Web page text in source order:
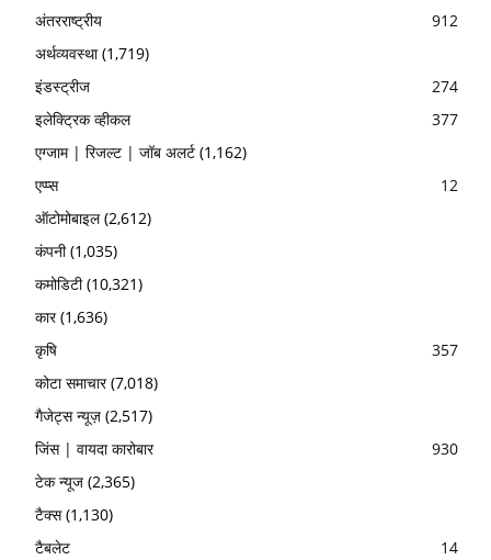
अंतरराष्ट्रीय
912
अर्थव्यवस्था(1,719)
इंडस्ट्रीज
274
इलेक्ट्रिक व्हीकल
377
एग्जाम | रिजल्ट | जॉब अलर्ट (1,162)
एप्प्स
12
ऑटोमोबाइल(2,612)
कंपनी(1,035)
कमोडिटी(10,321)
कार(1,636)
कृषि
357
कोटा समाचार(7,018)
गैजेट्स न्यूज़ (2,517)
जिंस | वायदा कारोबार
930
टेक न्यूज (2,365)
टैक्स(1,130)
टैबलेट
14